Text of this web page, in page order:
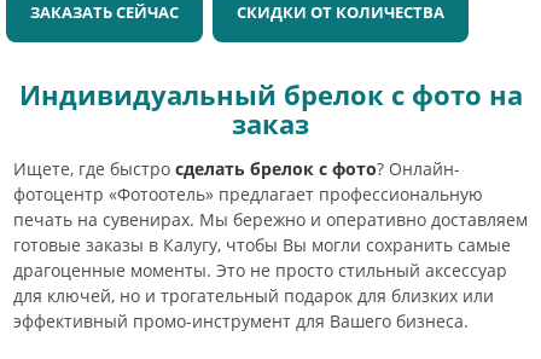
ЗАКАЗАТЬ СЕЙЧАС СКИДКИ ОТ КОЛИЧЕСТВА
Индивидуальный брелок с фото на
заказ
Ищете, где быстро сделать брелок с фото? Онлайн-
фотоцентр «Фотоотель» предлагает профессиональную
печать на сувенирах. Мы бережно и оперативно доставляем
готовые заказы в Калугу, чтобы Вы могли сохранить самые
драгоценные моменты. Это не просто стильный аксессуар
для ключей, но и трогательный подарок для близких или
эффективный промо-инструмент для Вашего бизнеса.